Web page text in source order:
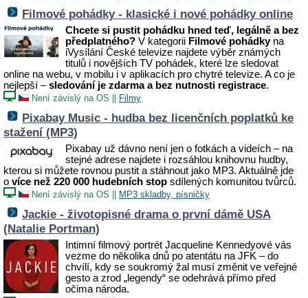
Filmové pohádky - klasické i nové pohádky online
Chcete si pustit pohádku hned teď, legálně a bez
předplatného? V kategorii Filmové pohádkyna
iVysílání České televize najdete výběr známých
titulů i novějších TV pohádek, které lze sledovat
online na webu, v mobilu i v aplikacích pro chytré televize. A co je
nejlepší –sledování je zdarma a bez nutnosti registrace.
Není závislý na OS Filmy
Pixabay Music - hudba bez licenčních poplatků ke
stažení (MP3)
Pixabay už dávno není jen o fotkách a videích – na
stejné adrese najdete i rozsáhlou knihovnu hudby,
kterou si můžete rovnou pustit a stáhnout jako MP3. Aktuálně jde
o více než 220 000 hudebních stop sdílených komunitou tvůrců.
Není závislý na OS MP3 skladby, písničky
Jackie - životopisné drama o první dámě USA
(Natalie Portman)
Intimní filmový portrét Jacqueline Kennedyové vás
vezme do několika dnů po atentátu na JFK – do
chvílí, kdy se soukromý žal musí změnit ve veřejné
gesto a zrod „legendy“ se odehrává přímo před
očima národa.